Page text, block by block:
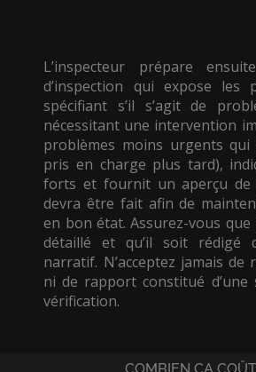
L’inspecteur prépare
d’inspection qui expose les
spécifiant s’il s’agit de
nécessitant une intervention
problèmes moins urgents
pris en charge plus tard),
forts et fournit un aperçu de
devra être fait afin de
en bon état. Assurez-vous
détaillé et qu’il soit rédigé
narratif. N’acceptez jamais de
ni de rapport constitué d’une
vérification.
COMBIEN ÇA